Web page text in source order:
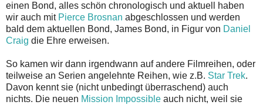
einen Bond, alles schön chronologisch und aktuell haben
wir auch mit Pierce Brosnan abgeschlossen und werden
bald dem aktuellen Bond, James Bond, in Figur von Daniel
Craig die Ehre erweisen.
So kamen wir dann irgendwann auf andere Filmreihen, oder
teilweise an Serien angelehnte Reihen, wie z.B. Star Trek.
Davon kennt sie (nicht unbedingt überraschend) auch
nichts. Die neuen Mission Impossible auch nicht, weil sie